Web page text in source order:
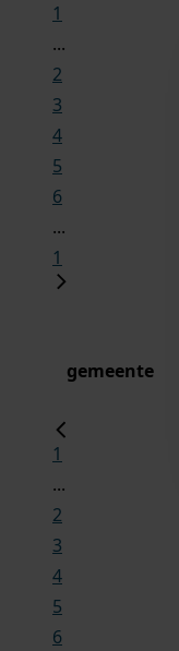
1
...
2
3
4
5
6
...
1
gemeente
1
...
2
3
4
5
6